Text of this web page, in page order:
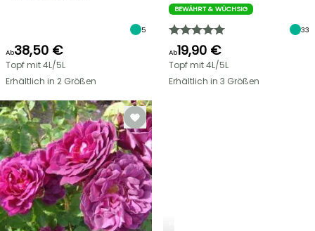
5
Ab38,50 €
Topf mit 4L/5L
Erhältlich in 2 Größen
BEWÄHRT & WÜCHSIG
33
Ab19,90 €
Topf mit 4L/5L
Erhältlich in 3 Größen